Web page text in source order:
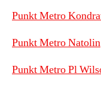
Punkt Metro
Punkt Metro Natolin
Punkt Metro Pl